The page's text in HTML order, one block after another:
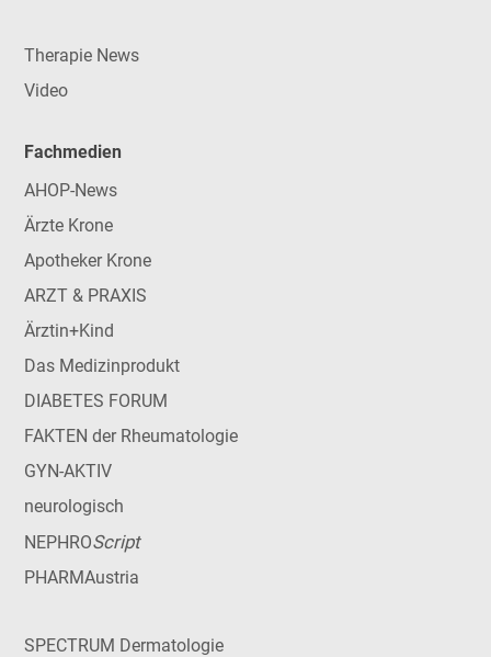
Therapie News
Video
Fachmedien
AHOP-News
Ärzte Krone
Apotheker Krone
ARZT & PRAXIS
Ärztin+Kind
Das Medizinprodukt
DIABETES FORUM
FAKTEN der Rheumatologie
GYN-AKTIV
neurologisch
NEPHROScript
PHARMAustria
SPECTRUM Dermatologie